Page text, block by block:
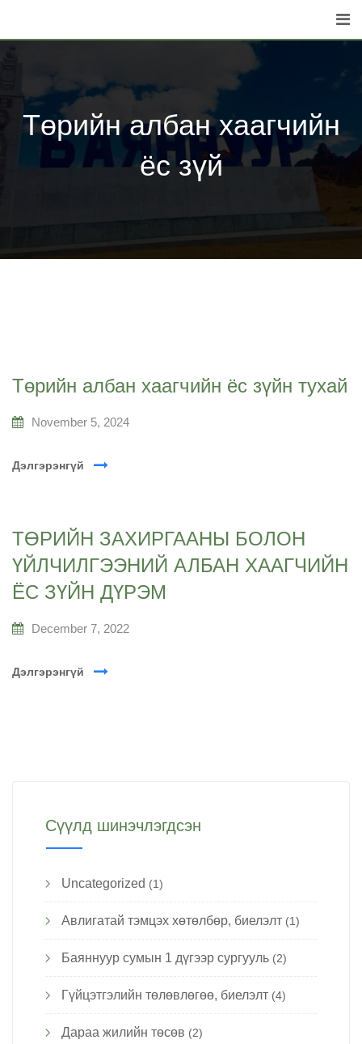
Төрийн албан хаагчийн
ёс зүй
Төрийн албан хаагчийн ёс зүйн тухай
November 5, 2024
Дэлгэрэнгүй
ТӨРИЙН ЗАХИРГААНЫ БОЛОН
ҮЙЛЧИЛГЭЭНИЙ АЛБАН ХААГЧИЙН
ЁС ЗҮЙН ДҮРЭМ
December 7, 2022
Дэлгэрэнгүй
Сүүлд шинэчлэгдсэн
Uncategorized (1)
Авлигатай тэмцэх хөтөлбөр, биелэлт (1)
Баяннуур сумын 1 дүгээр сургууль (2)
Гүйцэтгэлийн төлөвлөгөө, биелэлт (4)
Дараа жилийн төсөв (2)